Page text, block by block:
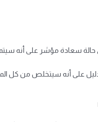
سعادة مؤشر على أنه
على أنه سيتخلص من كل